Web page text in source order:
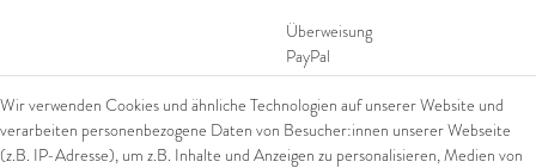
Überweisung
PayPal
SEPA Lastschrift
giropay
Kreditkarte
Wir verwenden Cookies und ähnliche Technologien auf unserer Website und
verarbeiten personenbezogene Daten von Besucher:innen unserer Webseite
(z.B. IP-Adresse), um z.B. Inhalte und Anzeigen zu personalisieren, Medien von